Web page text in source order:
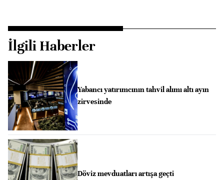
İlgili Haberler
Yabancı yatırımcının tahvil alımı altı ayın
zirvesinde
Döviz mevduatları artışa geçti